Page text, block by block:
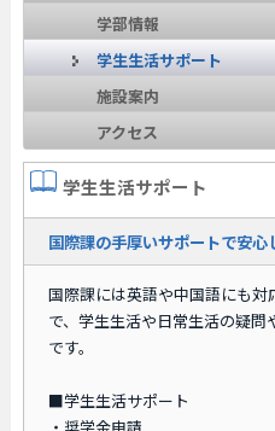
学部情報
学生生活サポート
施設案内
アクセス
学生生活サポート
国際課の手厚いサポートで安心
国際課には英語や中国語にも
で、学生生活や日常生活の疑
です。
■学生生活サポート